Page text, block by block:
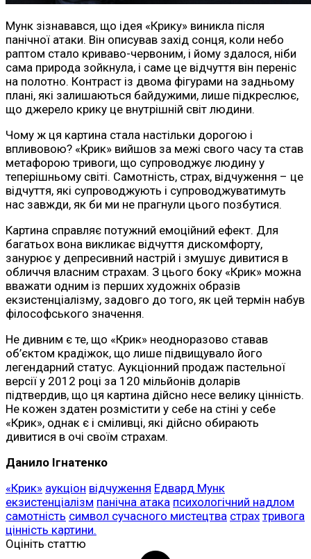
Мунк зізнавався, що ідея «Крику» виникла після
панічної атаки. Він описував захід сонця, коли небо
раптом стало криваво-червоним, і йому здалося, ніби
сама природа зойкнула, і саме це відчуття він переніс
на полотно. Контраст із двома фігурами на задньому
плані, які залишаються байдужими, лише підкреслює,
що джерело крику це внутрішній світ людини.
Чому ж ця картина стала настільки дорогою і
впливовою? «Крик» вийшов за межі свого часу та став
метафорою тривоги, що супроводжує людину у
теперішньому світі. Самотність, страх, відчуження – це
відчуття, які супроводжують і супроводжуватимуть
нас завжди, як би ми не прагнули цього позбутися.
Картина справляє потужний емоційний ефект. Для
багатьох вона викликає відчуття дискомфорту,
занурює у депресивний настрій і змушує дивитися в
обличчя власним страхам. З цього боку «Крик» можна
вважати одним із перших художніх образів
екзистенціалізму, задовго до того, як цей термін набув
філософського значення.
Не дивним є те, що «Крик» неодноразово ставав
об’єктом крадіжок, що лише підвищувало його
легендарний статус. Аукціонний продаж пастельної
версії у 2012 році за 120 мільйонів доларів
підтвердив, що ця картина дійсно несе велику цінність.
Не кожен здатен розмістити у себе на стіні у себе
«Крик», однак є і сміливці, які дійсно обирають
дивитися в очі своїм страхам.
Данило Ігнатенко
«Крик» аукціон відчуження Едвард Мунк
екзистенціалізм панічна атака психологічний надлом
самотність символ сучасного мистецтва страх тривога
цінність картини.
Оцініть статтю